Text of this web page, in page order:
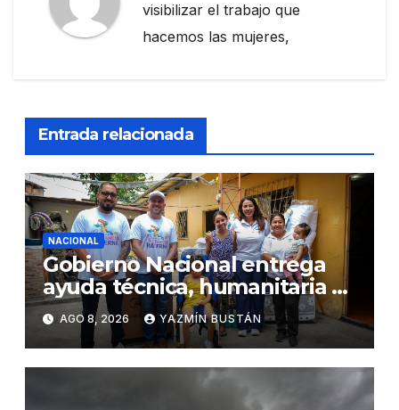
visibilizar el trabajo que
hacemos las mujeres,
Entrada relacionada
NACIONAL
Gobierno Nacional entrega
ayuda técnica, humanitaria y
Bono Joaquín Gallegos Lara a
familia en situación de
vulnerabilidad
AGO 8, 2026 YAZMÍN BUSTÁN